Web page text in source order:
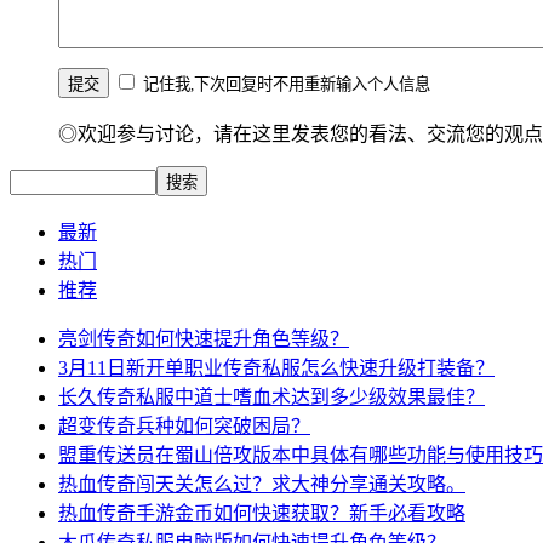
记住我,下次回复时不用重新输入个人信息
◎欢迎参与讨论，请在这里发表您的看法、交流您的观
最新
热门
推荐
亮剑传奇如何快速提升角色等级？
3月11日新开单职业传奇私服怎么快速升级打装备？
长久传奇私服中道士嗜血术达到多少级效果最佳？
超变传奇兵种如何突破困局？
盟重传送员在蜀山倍攻版本中具体有哪些功能与使用技
热血传奇闯天关怎么过？求大神分享通关攻略。
热血传奇手游金币如何快速获取？新手必看攻略